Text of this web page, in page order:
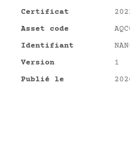
Certificat
Asset code
Identifiant
Version
1
Publié le